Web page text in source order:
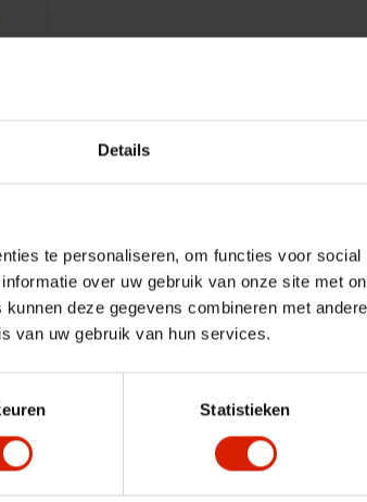
Details
te personaliseren, om functies voor
over uw gebruik van onze site met
deze gegevens combineren met
van uw gebruik van hun services.
Statistieken